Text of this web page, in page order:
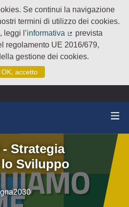
Se continui la navigazione
termini di utilizzo dei cookies.
leggi l’informativa
(Collegamento
prevista
regolamento UE 2016/679,
gestione dei cookies.
OK, accetto
- Strategia
Sviluppo